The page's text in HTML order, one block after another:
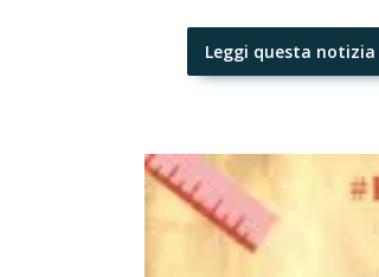
Leggi questa notizia